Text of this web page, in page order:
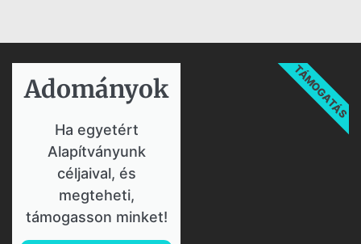
Adományok​
Ha egyetért
Alapítványunk
céljaival, és
megteheti,
támogasson minket!
TÁMOGATÁS